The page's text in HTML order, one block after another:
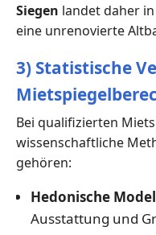
Siegen landet daher
eine unrenovierte
3) Statistische
Bei qualifizierten
wissenschaftliche
gehören:
Hedonische
Ausstattung und